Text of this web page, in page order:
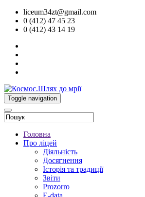
liceum34zt@gmail.com
0 (412) 47 45 23
0 (412) 43 14 19
Toggle navigation
Головна
Про ліцей
Діяльність
Досягнення
Історія та традиції
Звіти
Prozorro
E-data